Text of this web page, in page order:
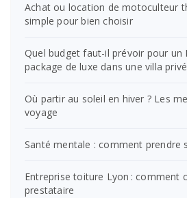
Achat ou location de motoculteur
simple pour bien choisir
Quel budget faut-il prévoir pour un
package de luxe dans une villa
Où partir au soleil en hiver ? Les
voyage
Santé mentale : comment prendre
Entreprise toiture Lyon : comment
prestataire